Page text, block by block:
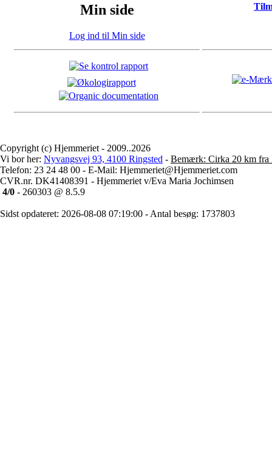
Min side
Log ind til Min side
Copyright (c) Hjemmeriet - 2009..2026
Vi bor her: Nyvangsvej 93, 4100 Ringsted - Bemærk: Cirka 20 km fra
Telefon: 23 24 48 00 - E-Mail: Hjemmeriet@Hjemmeriet.com
CVR.nr. DK41408391 - Hjemmeriet v/Eva Maria Jochimsen
4/0 - 260303 @ 8.5.9
Sidst opdateret: 2026-08-08 07:19:00 - Antal besøg: 1737803